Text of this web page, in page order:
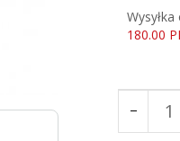
Wysyłka
180.00